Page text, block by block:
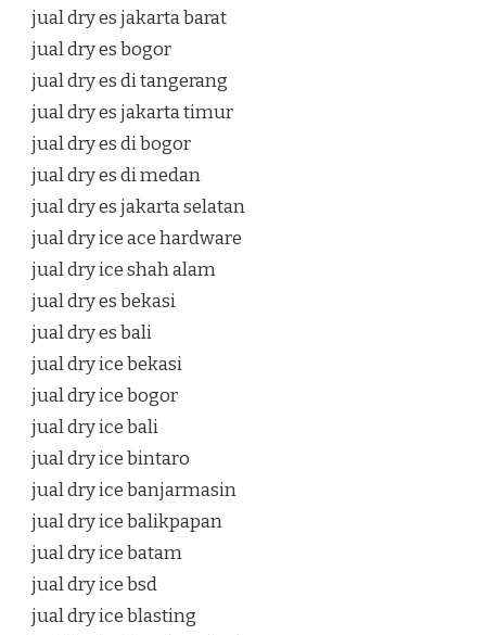
jual dry es jakarta barat
jual dry es bogor
jual dry es di tangerang
jual dry es jakarta timur
jual dry es di bogor
jual dry es di medan
jual dry es jakarta selatan
jual dry ice ace hardware
jual dry ice shah alam
jual dry es bekasi
jual dry es bali
jual dry ice bekasi
jual dry ice bogor
jual dry ice bali
jual dry ice bintaro
jual dry ice banjarmasin
jual dry ice balikpapan
jual dry ice batam
jual dry ice bsd
jual dry ice blasting